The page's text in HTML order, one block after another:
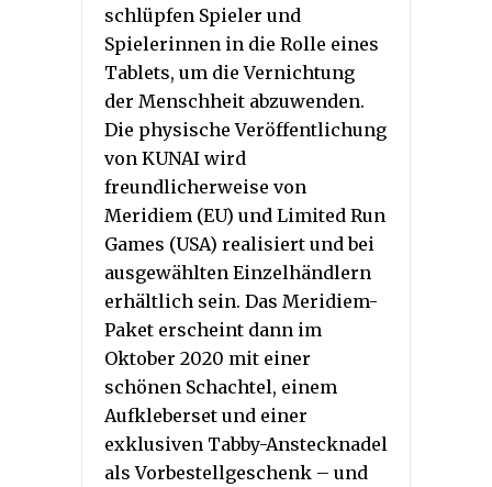
schlüpfen Spieler und
Spielerinnen in die Rolle eines
Tablets, um die Vernichtung
der Menschheit abzuwenden.
Die physische Veröffentlichung
von KUNAI wird
freundlicherweise von
Meridiem (EU) und Limited Run
Games (USA) realisiert und bei
ausgewählten Einzelhändlern
erhältlich sein. Das Meridiem-
Paket erscheint dann im
Oktober 2020 mit einer
schönen Schachtel, einem
Aufkleberset und einer
exklusiven Tabby-Anstecknadel
als Vorbestellgeschenk – und